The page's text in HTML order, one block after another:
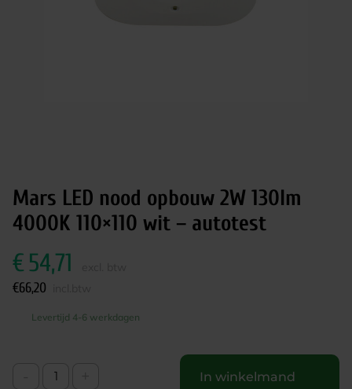
Mars LED nood opbouw 2W 130lm
4000K 110×110 wit – autotest
€54,71
€66,20
Levertijd 4-6 werkdagen
In winkelmand